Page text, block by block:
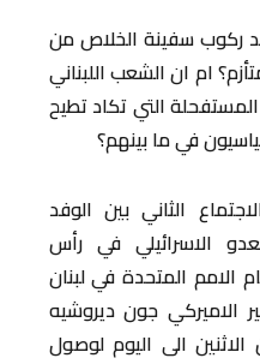
ركوب سفينة الخلاص من
ام ان الشعب اللبناني
التي تكاد تطيح
في ما بينهم؟
الثاني بين الوفد
الاسرائيلي في رأس
الامم المتحدة في لبنان
الاميركي جون ديروشيه
الى اليوم لوصول